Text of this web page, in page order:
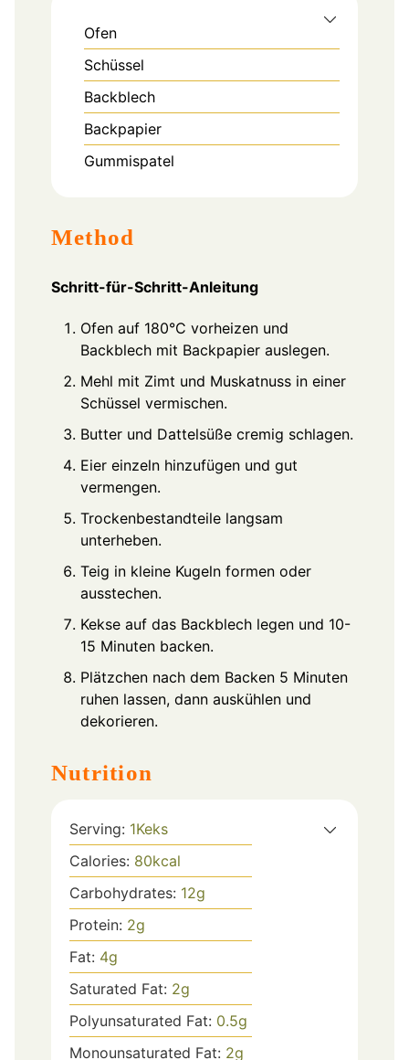
Ofen
Schüssel
Backblech
Backpapier
Gummispatel
Method
Schritt-für-Schritt-Anleitung
Ofen auf 180°C vorheizen und
Backblech mit Backpapier auslegen.
Mehl mit Zimt und Muskatnuss in einer
Schüssel vermischen.
Butter und Dattelsüße cremig schlagen.
Eier einzeln hinzufügen und gut
vermengen.
Trockenbestandteile langsam
unterheben.
Teig in kleine Kugeln formen oder
ausstechen.
Kekse auf das Backblech legen und 10-
15 Minuten backen.
Plätzchen nach dem Backen 5 Minuten
ruhen lassen, dann auskühlen und
dekorieren.
Nutrition
Serving: 1Keks
Calories: 80kcal
Carbohydrates: 12g
Protein: 2g
Fat: 4g
Saturated Fat: 2g
Polyunsaturated Fat: 0.5g
Monounsaturated Fat: 2g